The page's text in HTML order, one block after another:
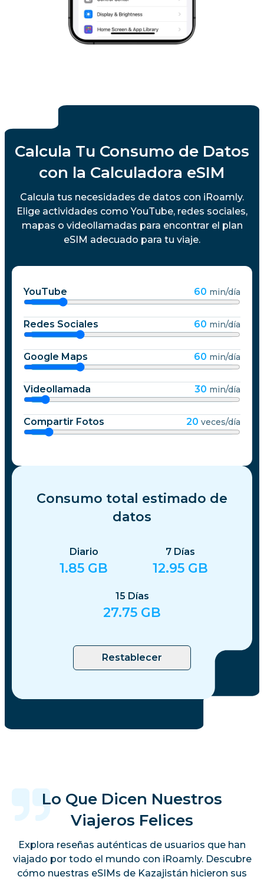
Calcula Tu Consumo de Datos
con la Calculadora eSIM
Calcula tus necesidades de datos con iRoamly.
Elige actividades como YouTube, redes sociales,
mapas o videollamadas para encontrar el plan
eSIM adecuado para tu viaje.
YouTube 60 min/día
Redes Sociales 60 min/día
Google Maps 60 min/día
Videollamada 30 min/día
Compartir Fotos 20 veces/día
Consumo total estimado de
datos
Diario
1.85 GB
7 Días
12.95 GB
15 Días
27.75 GB
Restablecer
Lo Que Dicen Nuestros
Viajeros Felices
Explora reseñas auténticas de usuarios que han
viajado por todo el mundo con iRoamly. Descubre
cómo nuestras eSIMs de Kazajistán hicieron sus